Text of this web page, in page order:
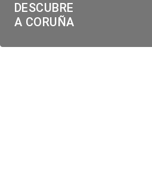
DESCUBRE
A CORUÑA